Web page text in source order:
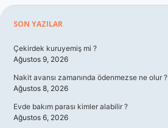
Sidebar
SON YAZILAR
Çekirdek kuruyemiş mi ?
Ağustos 9, 2026
Nakit avansı zamanında ödenmezse ne olur ?
Ağustos 8, 2026
Evde bakım parası kimler alabilir ?
Ağustos 6, 2026